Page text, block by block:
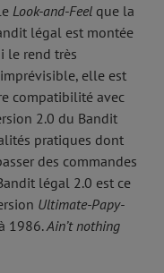
Look-and-Feel que la
légal est montée
le rend très
elle est
compatibilité avec
2.0 du Bandit
pratiques dont
des commandes
légal 2.0 est ce
Ultimate-Papy-
1986.Ain’t nothing